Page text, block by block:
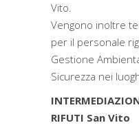
Vito.
Vengono inoltre
per il personale
Gestione
Sicurezza nei
RIFUTI San Vito